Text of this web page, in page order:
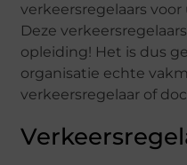
verkeersregelaars
Deze
opleiding! Het is dus
organisatie echte
verkeersregelaar of